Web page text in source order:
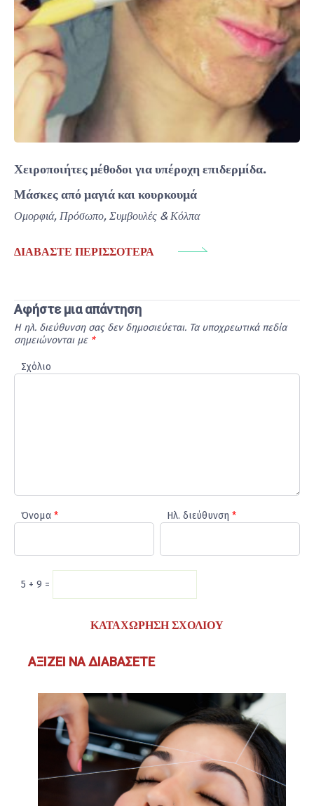
Χειροποιήτες μέθοδοι για υπέροχη επιδερμίδα.
Μάσκες από μαγιά και κουρκουμά
Ομορφιά, Πρόσωπο, Συμβουλές & Κόλπα
ΔΙΑΒΆΣΤΕ ΠΕΡΙΣΣΌΤΕΡΑ
Αφήστε μια απάντηση
Η ηλ. διεύθυνση σας δεν δημοσιεύεται. Τα υποχρεωτικά πεδία
σημειώνονται με *
Σχόλιο
Όνομα * Ηλ. διεύθυνση *
5 + 9 =
ΑΞΊΖΕΙ ΝΑ ΔΙΑΒΆΣΕΤΕ